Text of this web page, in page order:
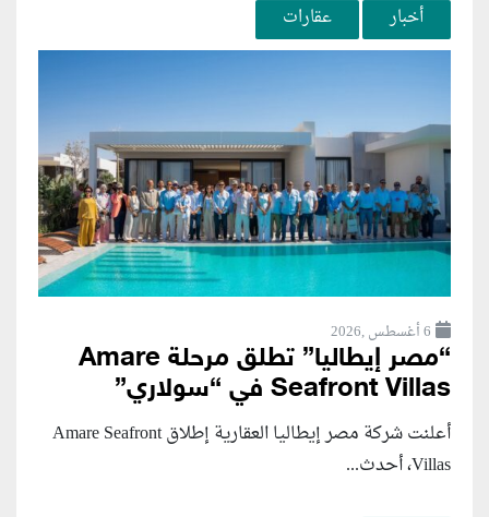
أخبار عقارات
6 أغسطس ,2026
“مصر إيطاليا” تطلق مرحلة Amare
Seafront Villas في “سولاري”
أعلنت شركة مصر إيطاليا العقارية إطلاق Amare Seafront
Villas، أحدث...